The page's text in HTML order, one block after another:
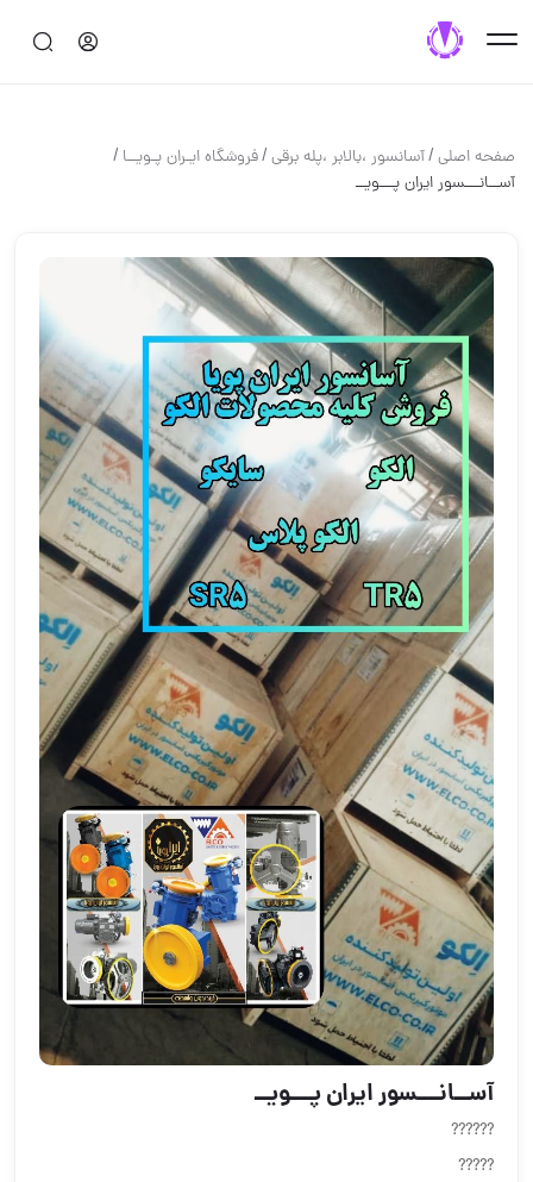
صفحه اصلی/آسانسور ،بالابر ،پله برقي/فروشگاه ایـران پـویــا /
آســانـــسور ایران پـــویــ
آســانـــسور ایران پـــویــ
??????
?????